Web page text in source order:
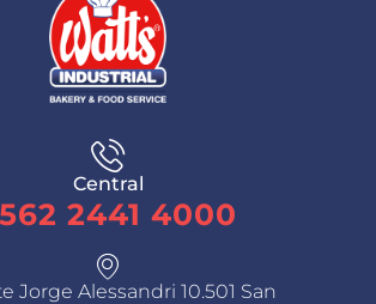
Central
2441 4000
Jorge Alessandri 10.501 San